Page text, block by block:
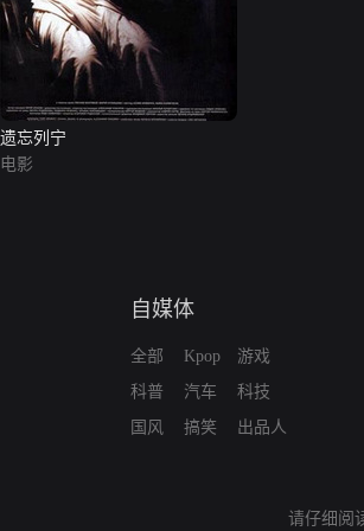
遗忘列宁
电影
自媒体
全部
科普
国风
Kpop
汽车
搞笑
游戏
科技
出品人
请仔细阅